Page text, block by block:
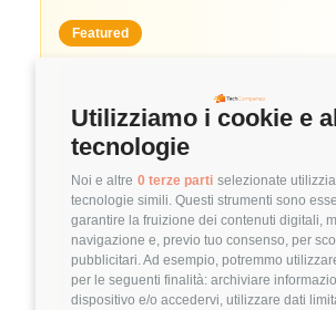
Utilizziamo i cookie e
tecnologie
Noi e altre 0 terze parti selezionate
tecnologie simili. Questi strumenti sono
garantire la fruizione dei contenuti digitali,
navigazione e, previo tuo consenso, per
pubblicitari. Ad esempio, potremmo
per le seguenti finalità: archiviare
dispositivo e/o accedervi, utilizzare dati
Featured
System Administrator
3.8 FuffAnnuncio Score
💰 ~ 50.000€ - 60.000€ all'anno
📍 Milano 🏢 Ibrido💼 Middle/Senior